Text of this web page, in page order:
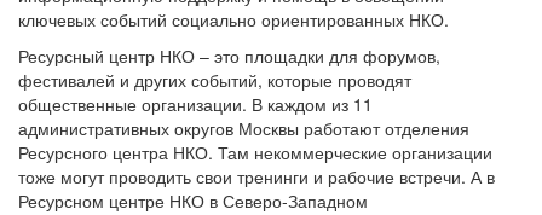
ключевых событий социально ориентированных НКО.
Ресурсный центр НКО – это площадки для форумов,
фестивалей и других событий, которые проводят
общественные организации. В каждом из 11
административных округов Москвы работают отделения
Ресурсного центра НКО. Там некоммерческие организации
тоже могут проводить свои тренинги и рабочие встречи. А в
Ресурсном центре НКО в Северо-Западном